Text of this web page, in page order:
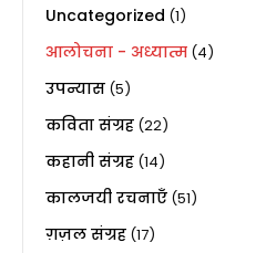
Uncategorized (1)
आलोचना - अध्यात्म (4)
उपन्यास (5)
कविता संग्रह (22)
कहानी संग्रह (14)
कालजयी रचनाएँ (51)
ग़ज़ल संग्रह (17)